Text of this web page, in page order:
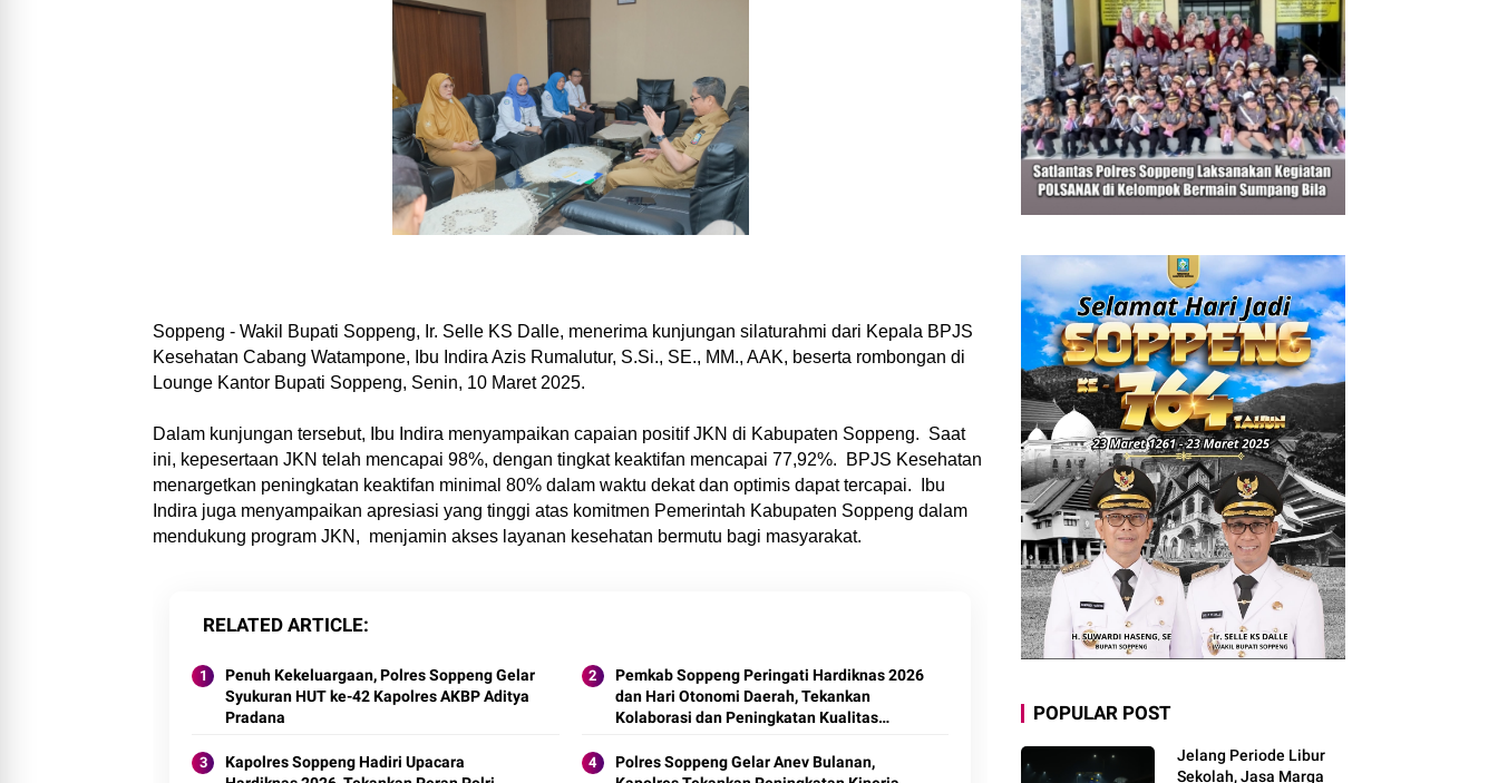
Soppeng - Wakil Bupati Soppeng, Ir. Selle KS Dalle, menerima kunjungan silaturahmi dari Kepala BPJS
Kesehatan Cabang Watampone, Ibu Indira Azis Rumalutur, S.Si., SE., MM., AAK, beserta rombongan di
Lounge Kantor Bupati Soppeng, Senin, 10 Maret 2025.
Dalam kunjungan tersebut, Ibu Indira menyampaikan capaian positif JKN di Kabupaten Soppeng. Saat
ini, kepesertaan JKN telah mencapai 98%, dengan tingkat keaktifan mencapai 77,92%. BPJS Kesehatan
menargetkan peningkatan keaktifan minimal 80% dalam waktu dekat dan optimis dapat tercapai. Ibu
Indira juga menyampaikan apresiasi yang tinggi atas komitmen Pemerintah Kabupaten Soppeng dalam
mendukung program JKN, menjamin akses layanan kesehatan bermutu bagi masyarakat.
RELATED ARTICLE
Penuh Kekeluargaan, Polres Soppeng Gelar
Syukuran HUT ke-42 Kapolres AKBP Aditya
Pradana
Pemkab Soppeng Peringati Hardiknas 2026
dan Hari Otonomi Daerah, Tekankan
Kolaborasi dan Peningkatan Kualitas
Kapolres Soppeng Hadiri Upacara
Polres Soppeng Gelar Anev Bulanan,
POPULAR POST
Jelang Periode Libur
Sekolah, Jasa Marga